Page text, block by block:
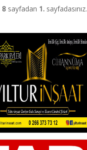
8 sayfadan 1. sayfadasınız.